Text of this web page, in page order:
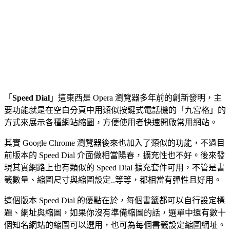
「 Speed Dial 」這東西是 Opera 瀏覽器多年前的創新發明，主
要功能就是在空白分頁中用類似按鍵式電話機的「九宮格」的
方式來展示各種網站縮圖，方便使用者快速開啟常用網站。
其實 Google Chrome 瀏覽器後來也加入了類似的功能，不過目
前版本的 Speed Dial 介面做相當陽春，擴充性也不好。後來發
現其實網路上也有類似的 Speed Dial 擴充套件可用，不管是書
籤數量、縮圖尺寸與縮圖設定..等等，都相當有彈性且好用。
這個版本 Speed Dial 的優點在於，每個書籤都可以自行設定標
題、網址與縮圖，如果你沒有準備縮圖的話，選單中還有數十
個知名網站的縮圖可以選用，也可為每個書籤設定縮圖網址。